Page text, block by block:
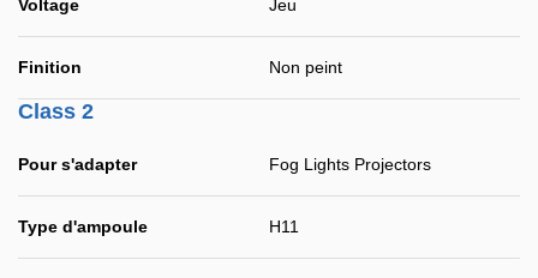
Voltage Jeu
Finition Non peint
Class 2
Pour s'adapter Fog Lights Projectors
Type d'ampoule H11